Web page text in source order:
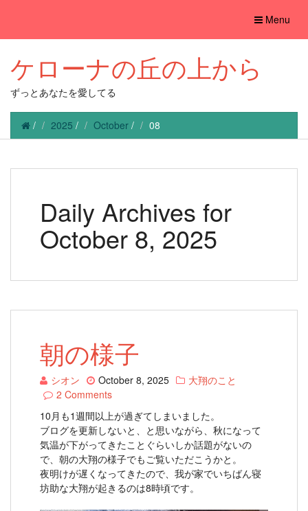
Toggle
Menu
ケローナの丘の上から
ずっとあなたを愛してる
/ 2025 / October / 08
Daily Archives for
October 8, 2025
朝の様子
シオン October 8, 2025
大翔のこと
2 Comments
10月も1週間以上が過ぎてしまいました。
ブログを更新しないと、と思いながら、秋になって
気温が下がってきたことぐらいしか話題がないの
で、朝の大翔の様子でもご覧いただこうかと。
夜明けが遅くなってきたので、我が家でいちばん寝
坊助な大翔が起きるのは8時頃です。